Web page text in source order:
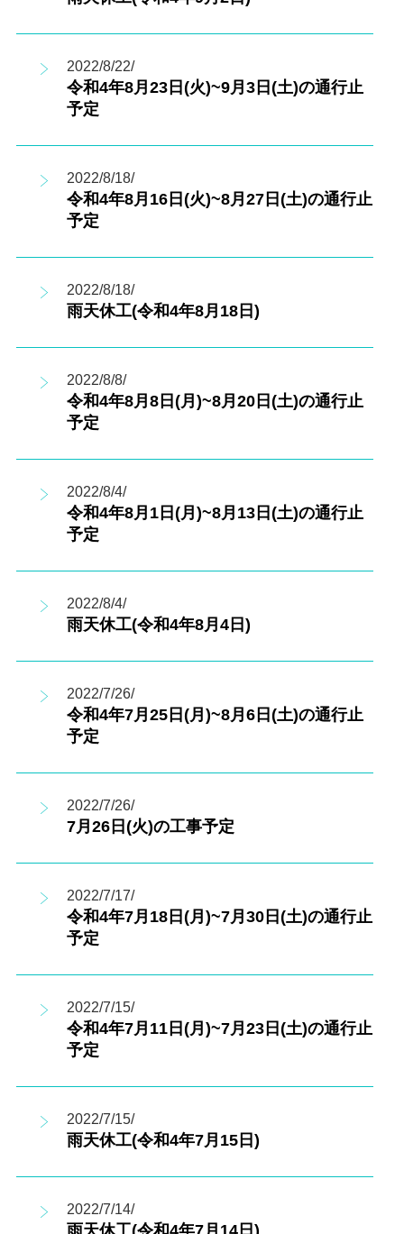
2022/8/22/
令和4年8月23日(火)~9月3日(土)の通行止
予定
2022/8/18/
令和4年8月16日(火)~8月27日(土)の通行止
予定
2022/8/18/
雨天休工(令和4年8月18日)
2022/8/8/
令和4年8月8日(月)~8月20日(土)の通行止
予定
2022/8/4/
令和4年8月1日(月)~8月13日(土)の通行止
予定
2022/8/4/
雨天休工(令和4年8月4日)
2022/7/26/
令和4年7月25日(月)~8月6日(土)の通行止
予定
2022/7/26/
7月26日(火)の工事予定
2022/7/17/
令和4年7月18日(月)~7月30日(土)の通行止
予定
2022/7/15/
令和4年7月11日(月)~7月23日(土)の通行止
予定
2022/7/15/
雨天休工(令和4年7月15日)
2022/7/14/